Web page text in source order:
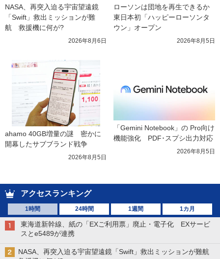
NASA、再突入迫る宇宙望遠鏡
「Swift」救出ミッションが難
航　救援機に何が?
2026年8月6日
ローソンは団地を再生できるか
東日本初「ハッピーローソンタ
ウン」オープン
2026年8月5日
ahamo 40GB増量の謎　密かに
開幕したサブブランド戦争
2026年8月5日
「Gemini Notebook」の Pro向け
機能強化　PDF･スプシ出力対応
2026年8月5日
アクセスランキング
1時間 24時間 1週間 1カ月
東海道新幹線、紙の「EXご利用票」廃止・電子化 EXサービ
スとe5489が連携
NASA、再突入迫る宇宙望遠鏡「Swift」救出ミッションが難航